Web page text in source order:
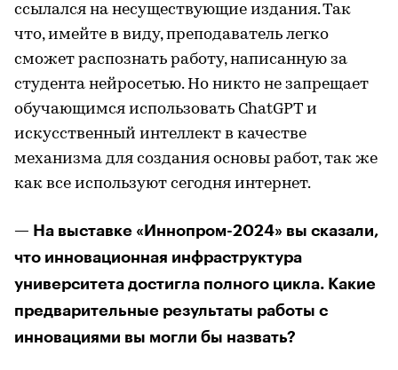
ссылался на несуществующие издания. Так
что, имейте в виду, преподаватель легко
сможет распознать работу, написанную за
студента нейросетью. Но никто не запрещает
обучающимся использовать ChatGPT и
искусственный интеллект в качестве
механизма для создания основы работ, так же
как все используют сегодня интернет.
— На выставке «Иннопром-2024» вы сказали,
что инновационная инфраструктура
университета достигла полного цикла. Какие
предварительные результаты работы с
инновациями вы могли бы назвать?